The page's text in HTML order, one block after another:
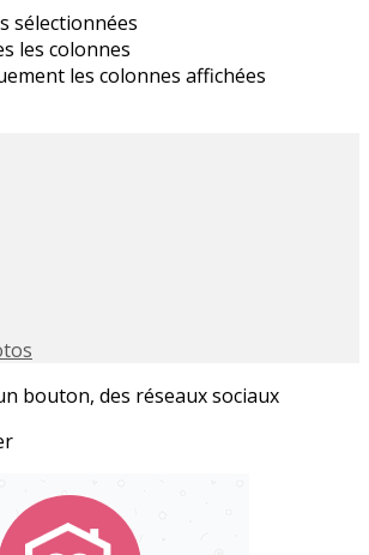
sélectionnées
les colonnes
les colonnes affichées
bouton, des réseaux sociaux